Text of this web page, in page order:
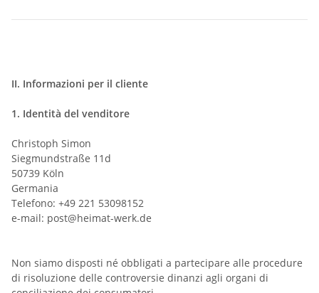
II. Informazioni per il cliente
1. Identità del venditore
Christoph Simon
Siegmundstraße 11d
50739 Köln
Germania
Telefono: +49 221 53098152
e-mail: post@heimat-werk.de
Non siamo disposti né obbligati a partecipare alle procedure
di risoluzione delle controversie dinanzi agli organi di